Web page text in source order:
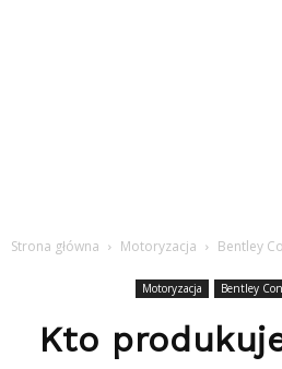
Strona główna Motoryzacja Bentley
Motoryzacja Bentley
Kto